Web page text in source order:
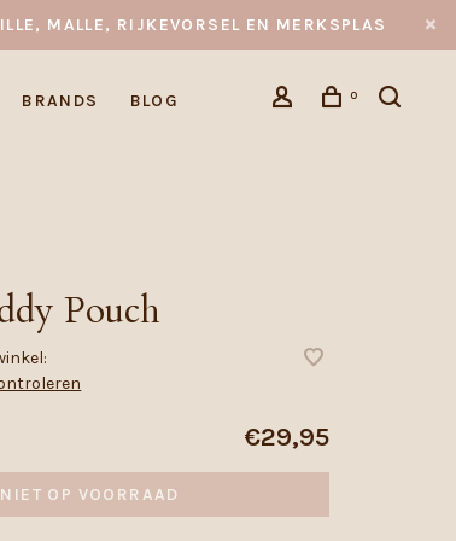
MALLE, RIJKEVORSEL EN MERKSPLAS
BRANDS BLOG 0
Pouch
€29,95
NIET OP VOORRAAD